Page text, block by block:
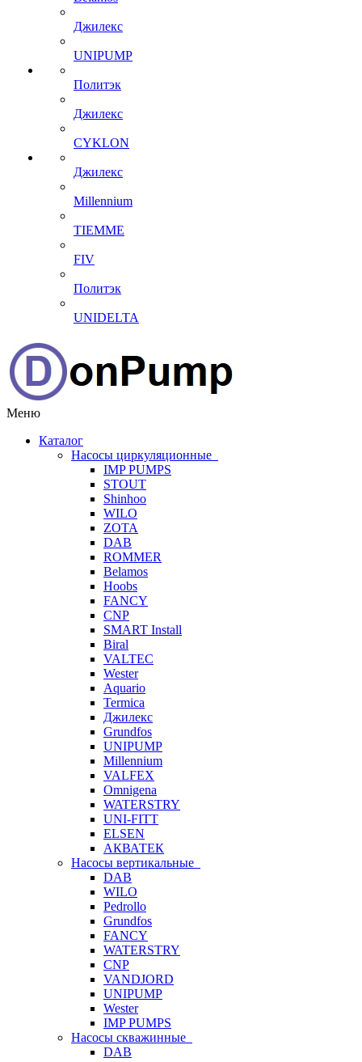
Джилекс
UNIPUMP
Политэк
Джилекс
CYKLON
Джилекс
Millennium
TIEMME
FIV
Политэк
UNIDELTA
Меню
Каталог
Насосы циркуляционные
IMP PUMPS
STOUT
Shinhoo
WILO
ZOTA
DAB
ROMMER
Belamos
Hoobs
FANCY
CNP
SMART Install
Biral
VALTEC
Wester
Aquario
Termica
Джилекс
Grundfos
UNIPUMP
Millennium
VALFEX
Omnigena
WATERSTRY
UNI-FITT
ELSEN
АКВАТЕК
Насосы вертикальные
DAB
WILO
Pedrollo
Grundfos
FANCY
WATERSTRY
CNP
VANDJORD
UNIPUMP
Wester
IMP PUMPS
Насосы скважинные
DAB